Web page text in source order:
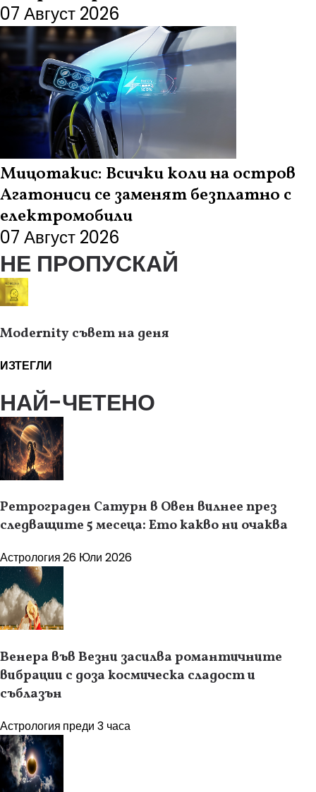
07 Август 2026
Мицотакис: Всички коли на остров
Агатониси се заменят безплатно с
електромобили
07 Август 2026
НЕ ПРОПУСКАЙ
Modernity съвет на деня
ИЗТЕГЛИ
НАЙ-ЧЕТЕНО
Ретрограден Сатурн в Овен вилнее през
следващите 5 месеца: Ето какво ни очаква
Астрология26 Юли 2026
Венера във Везни засилва романтичните
вибрации с доза космическа сладост и
съблазън
Астрология преди 3 часа